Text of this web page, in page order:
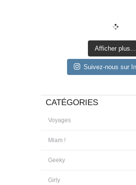
Afficher plus...
Suivez-nous sur
CATÉGORIES
Voyages
Miam !
Geeky
Girly